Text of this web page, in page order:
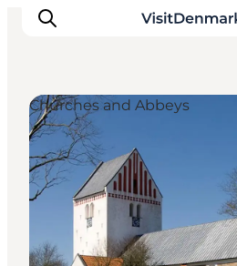
Inspirations
Destinations
Quoi faire
Hébergements
Planifiez votre voyage
Churches and Abbeys